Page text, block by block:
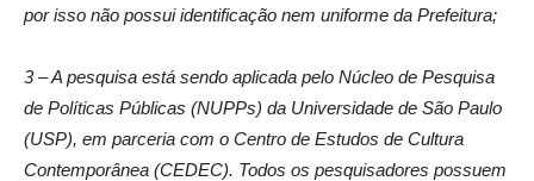
por isso não possui identificação nem uniforme da Prefeitura;
3 – A pesquisa está sendo aplicada pelo Núcleo de Pesquisa
de Políticas Públicas (NUPPs) da Universidade de São Paulo
(USP), em parceria com o Centro de Estudos de Cultura
Contemporânea (CEDEC). Todos os pesquisadores possuem